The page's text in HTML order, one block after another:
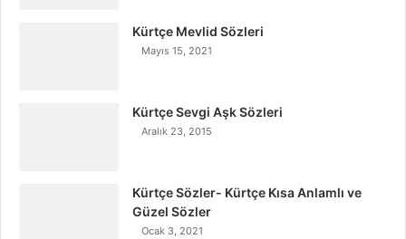
Kürtçe Mevlid Sözleri
Mayıs 15, 2021
Kürtçe Sevgi Aşk Sözleri
Aralık 23, 2015
Kürtçe Sözler- Kürtçe Kısa Anlamlı ve
Güzel Sözler
Ocak 3, 2021